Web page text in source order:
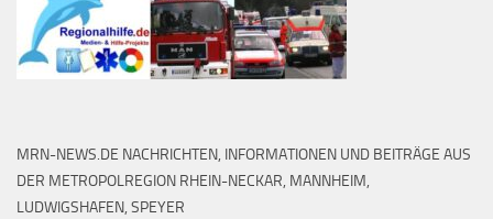
MRN-NEWS.DE NACHRICHTEN, INFORMATIONEN UND BEITRÄGE AUS
DER METROPOLREGION RHEIN-NECKAR, MANNHEIM,
LUDWIGSHAFEN, SPEYER